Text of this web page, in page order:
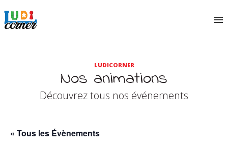
LUDICORNER
Nos animations
Découvrez tous nos événements
« Tous les Évènements